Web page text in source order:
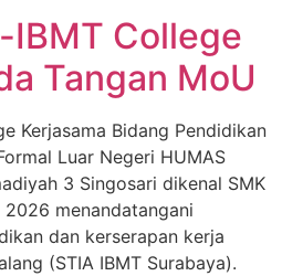
IBMT College
Tangan MoU
Kerjasama Bidang Pendidikan
Luar Negeri HUMAS
3 Singosari dikenal SMK
menandatangani
dan kerserapan kerja
(STIA IBMT Surabaya).